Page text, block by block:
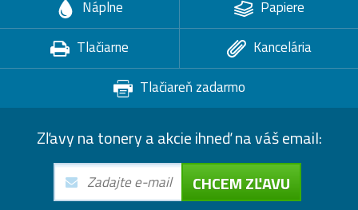
Náplne
Papiere
Tlačiarne
Kancelária
Tlačiareň zadarmo
Zľavy na tonery a akcie ihneď na váš email:
CHCEM ZĽAVU